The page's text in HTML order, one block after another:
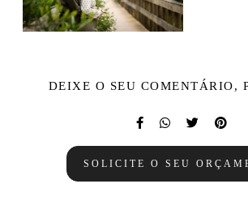
DEIXE O SEU COMENTÁRIO,
SOLICITE O SEU